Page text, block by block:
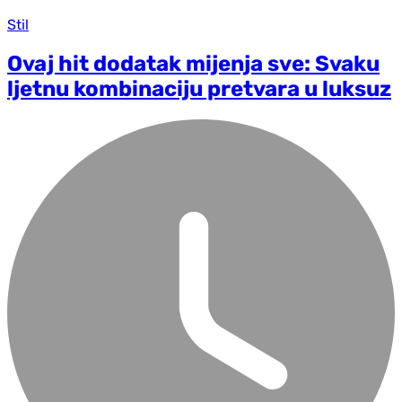
Stil
Ovaj hit dodatak mijenja sve: Svaku
ljetnu kombinaciju pretvara u luksuz